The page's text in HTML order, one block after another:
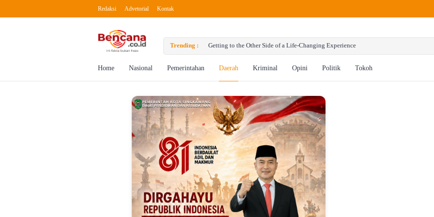
Redaksi Advetorial Kontak
Trending : Getting to the Other Side of a Life-Changing Experience
Home Nasional Pemerintahan Daerah Kriminal Opini Politik Tokoh